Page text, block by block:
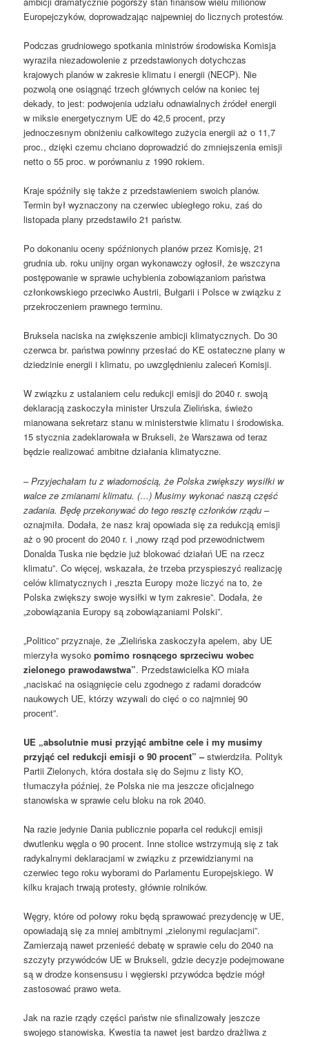
Europejczyków, doprowadzając najpewniej do licznych protestów.
Podczas grudniowego spotkania ministrów środowiska Komisja
wyraziła niezadowolenie z przedstawionych dotychczas
krajowych planów w zakresie klimatu i energii (NECP). Nie
pozwolą one osiągnąć trzech głównych celów na koniec tej
dekady, to jest: podwojenia udziału odnawialnych źródeł energii
w miksie energetycznym UE do 42,5 procent, przy
jednoczesnym obniżeniu całkowitego zużycia energii aż o 11,7
proc., dzięki czemu chciano doprowadzić do zmniejszenia emisji
netto o 55 proc. w porównaniu z 1990 rokiem.
Kraje spóźniły się także z przedstawieniem swoich planów.
Termin był wyznaczony na czerwiec ubiegłego roku, zaś do
listopada plany przedstawiło 21 państw.
Po dokonaniu oceny spóźnionych planów przez Komisję, 21
grudnia ub. roku unijny organ wykonawczy ogłosił, że wszczyna
postępowanie w sprawie uchybienia zobowiązaniom państwa
członkowskiego przeciwko Austrii, Bułgarii i Polsce w związku z
przekroczeniem prawnego terminu.
Bruksela naciska na zwiększenie ambicji klimatycznych. Do 30
czerwca br. państwa powinny przesłać do KE ostateczne plany w
dziedzinie energii i klimatu, po uwzględnieniu zaleceń Komisji.
W związku z ustalaniem celu redukcji emisji do 2040 r. swoją
deklaracją zaskoczyła minister Urszula Zielińska, świeżo
mianowana sekretarz stanu w ministerstwie klimatu i środowiska.
15 stycznia zadeklarowała w Brukseli, że Warszawa od teraz
będzie realizować ambitne działania klimatyczne.
–Przyjechałam tu z wiadomością, że Polska zwiększy wysiłki w
walce ze zmianami klimatu. (…) Musimy wykonać naszą część
zadania. Będę przekonywać do tego resztę członków rządu –
oznajmiła. Dodała, że nasz kraj opowiada się za redukcją emisji
aż o 90 procent do 2040 r. i „nowy rząd pod przewodnictwem
Donalda Tuska nie będzie już blokować działań UE na rzecz
klimatu”. Co więcej, wskazała, że trzeba przyspieszyć realizację
celów klimatycznych i „reszta Europy może liczyć na to, że
Polska zwiększy swoje wysiłki w tym zakresie”. Dodała, że
„zobowiązania Europy są zobowiązaniami Polski”.
„Politico” przyznaje, że „Zielińska zaskoczyła apelem, aby UE
mierzyła wysokopomimo rosnącego sprzeciwu wobec
zielonego prawodawstwa”. Przedstawicielka KO miała
„naciskać na osiągnięcie celu zgodnego z radami doradców
naukowych UE, którzy wzywali do cięć o co najmniej 90
procent”.
UE „absolutnie musi przyjąć ambitne cele i my musimy
przyjąć cel redukcji emisji o 90 procent” –stwierdziła. Polityk
Partii Zielonych, która dostała się do Sejmu z listy KO,
tłumaczyła później, że Polska nie ma jeszcze oficjalnego
stanowiska w sprawie celu bloku na rok 2040.
Na razie jedynie Dania publicznie poparła cel redukcji emisji
dwutlenku węgla o 90 procent. Inne stolice wstrzymują się z tak
radykalnymi deklaracjami w związku z przewidzianymi na
czerwiec tego roku wyborami do Parlamentu Europejskiego. W
kilku krajach trwają protesty, głównie rolników.
Węgry, które od połowy roku będą sprawować prezydencję w UE,
opowiadają się za mniej ambitnymi „zielonymi regulacjami”.
Zamierzają nawet przenieść debatę w sprawie celu do 2040 na
szczyty przywódców UE w Brukseli, gdzie decyzje podejmowane
są w drodze konsensusu i węgierski przywódca będzie mógł
zastosować prawo weta.
Jak na razie rządy części państw nie sfinalizowały jeszcze
swojego stanowiska. Kwestia ta nawet jest bardzo drażliwa z